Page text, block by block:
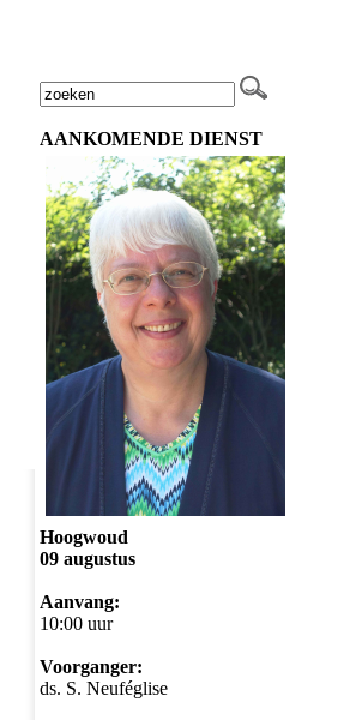
AANKOMENDE DIENST
Hoogwoud
09 augustus
Aanvang:
10:00 uur
Voorganger:
ds. S. Neuféglise